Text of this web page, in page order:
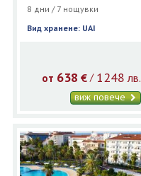
8 дни / 7 нощувки
Вид хранене: UAI
от 638 €/ 1248 лв.
виж повече